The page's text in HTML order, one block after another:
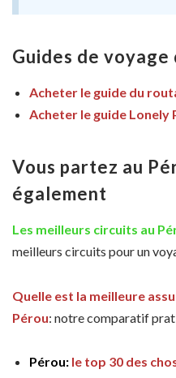
Guides de voyage
Acheter le guide du
Acheter le guide Lonely
Vous partez au
également
Les meilleurs circuits au
meilleurs circuits pour un
Quelle est la meilleure
Pérou: notre comparatif
Pérou: le top 30 des